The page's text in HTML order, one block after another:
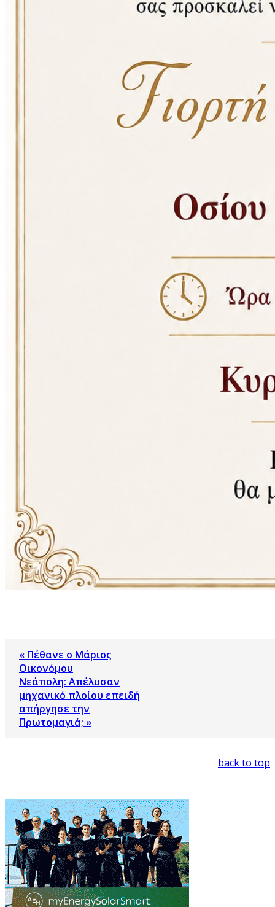
« Πέθανε ο Μάριος
Οικονόμου
Νεάπολη: Απέλυσαν
μηχανικό πλοίου επειδή
απήργησε την
Πρωτομαγιά; »
back to top